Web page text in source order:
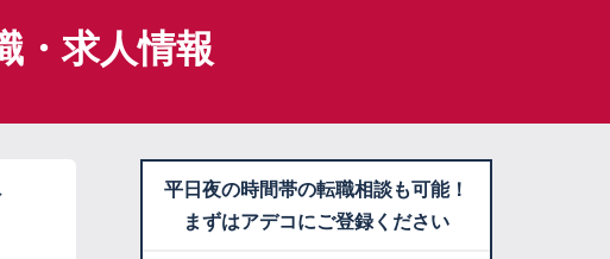
・求人情報
平日夜の時間帯の転職相談も可能！
まずはアデコにご登録ください